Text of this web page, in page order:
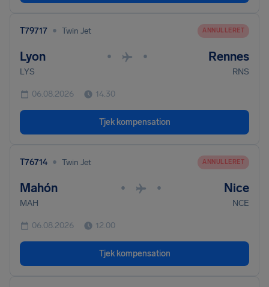
T79717 • Twin Jet ANNULLERET
Lyon • • Rennes
LYS RNS
06.08.2026 14.30
Tjek kompensation
T76714 • Twin Jet ANNULLERET
Mahón • • Nice
MAH NCE
06.08.2026 12.00
Tjek kompensation